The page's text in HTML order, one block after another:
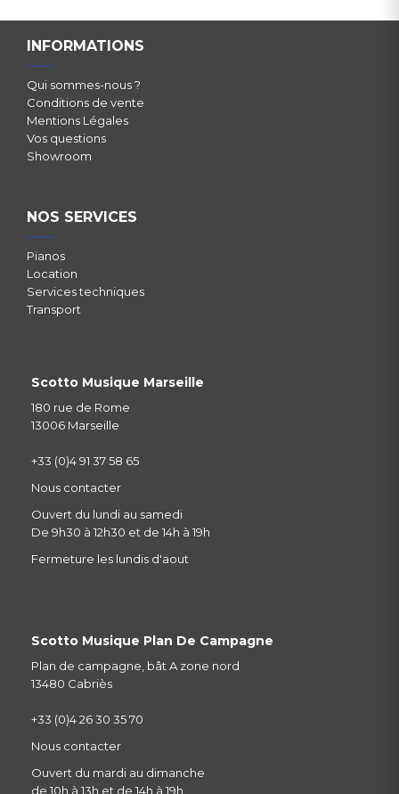
INFORMATIONS
Qui sommes-nous ?
Conditions de vente
Mentions Légales
Vos questions
Showroom
NOS SERVICES
Pianos
Location
Services techniques
Transport
Scotto Musique Marseille
180 rue de Rome
13006 Marseille
+33 (0)4 91 37 58 65
Nous contacter
Ouvert du lundi au samedi
De 9h30 à 12h30 et de 14h à 19h
Fermeture les lundis d'aout
Scotto Musique Plan De Campagne
Plan de campagne, bât A zone nord
13480 Cabriès
+33 (0)4 26 30 35 70
Nous contacter
Ouvert du mardi au dimanche
de 10h à 13h et de 14h à 19h